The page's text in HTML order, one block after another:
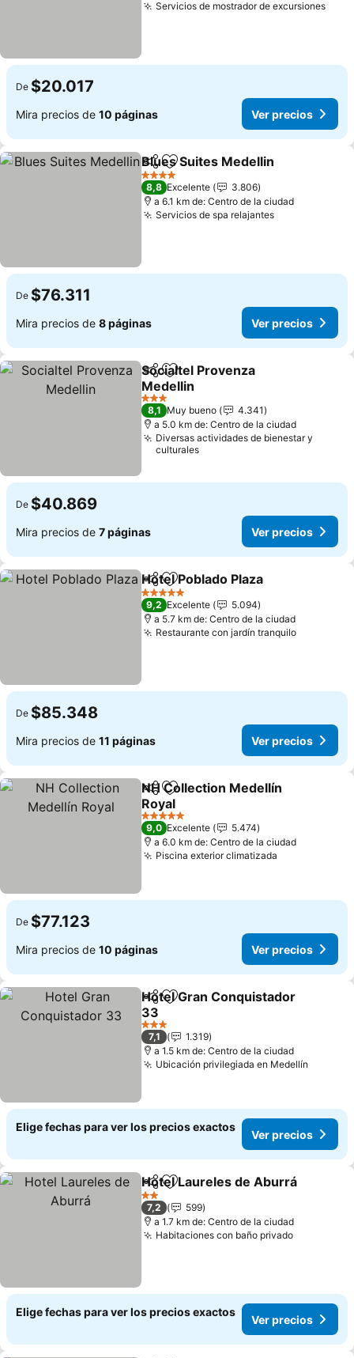
Servicios de mostrador de excursionesVer
De $20.017
Mira precios de 10 páginas Ver precios
CompartirAgregar a favoritos
Blues Suites Medellin
4 Estrellas
8,8 Excelente
3.806
a 6.1 km de: Centro de la ciudad
Servicios de spa relajantesVer precios
De $76.311
Mira precios de 8 páginas Ver precios
CompartirAgregar a favoritos
Socialtel Provenza
Medellin
Ver precios
3 Estrellas
8,1 Muy bueno
4.341
a 5.0 km de: Centro de la ciudad
Diversas actividades de bienestar y
culturales
De $40.869
Mira precios de 7 páginas Ver precios
CompartirAgregar a favoritos
Hotel Poblado Plaza
5 Estrellas
9,2 Excelente
5.094
a 5.7 km de: Centro de la ciudad
Restaurante con jardín tranquiloVer
De $85.348
Mira precios de 11 páginas Ver precios
CompartirAgregar a favoritos
NH Collection Medellín
Royal
Ver precios
5 Estrellas
9,0 Excelente
5.474
a 6.0 km de: Centro de la ciudad
Piscina exterior climatizada
De $77.123
Mira precios de 10 páginas Ver precios
CompartirAgregar a favoritos
Hotel Gran Conquistador
33
Ver precios
3 Estrellas
7,1
1.319
a 1.5 km de: Centro de la ciudad
Ubicación privilegiada en Medellín
Elige fechas para ver los precios exactos
Ver precios
CompartirAgregar a favoritos
Hotel Laureles de Aburrá
2 Estrellas
7,2
599
a 1.7 km de: Centro de la ciudad
Habitaciones con baño privadoVer
Elige fechas para ver los precios exactos
Ver precios